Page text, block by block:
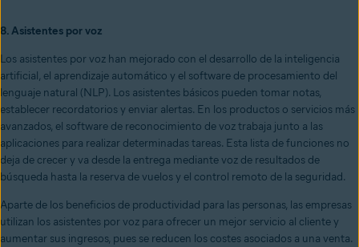
8. Asistentes por voz
Los asistentes por voz han mejorado con el desarrollo de la inteligencia
artificial, el aprendizaje automático y el software de procesamiento del
lenguaje natural (NLP). Los asistentes básicos pueden tomar notas,
establecer recordatorios y enviar alertas. En los productos o servicios más
avanzados, el software de reconocimiento de voz trabaja junto a las
aplicaciones para realizar determinadas tareas. Esta lista de funciones no
deja de crecer y va desde la entrega mediante voz de resultados de
búsqueda hasta la reserva de vuelos y el control remoto de la seguridad.
Aparte de los beneficios de productividad para las personas, las empresas
utilizan los asistentes por voz para ofrecer un mejor servicio al cliente y
aumentar sus ingresos, pues se reducen los costes asociados a una venta.